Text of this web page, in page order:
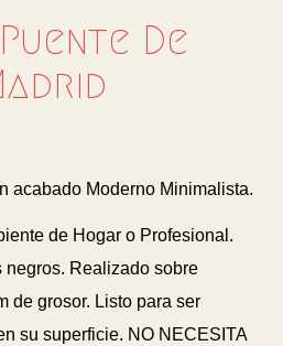
De
acabado Moderno Minimalista.
de Hogar o Profesional.
negros. Realizado sobre
de grosor. Listo para ser
su superficie. NO NECESITA